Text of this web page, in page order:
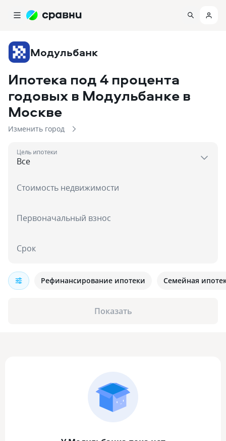
Модульбанк
Ипотека под 4 процента
годовых в Модульбанке в
Москве
Изменить город
Цель ипотеки
Стоимость недвижимости
Первоначальный взнос
Срок
Показать
Рефинансирование ипотеки Семейная